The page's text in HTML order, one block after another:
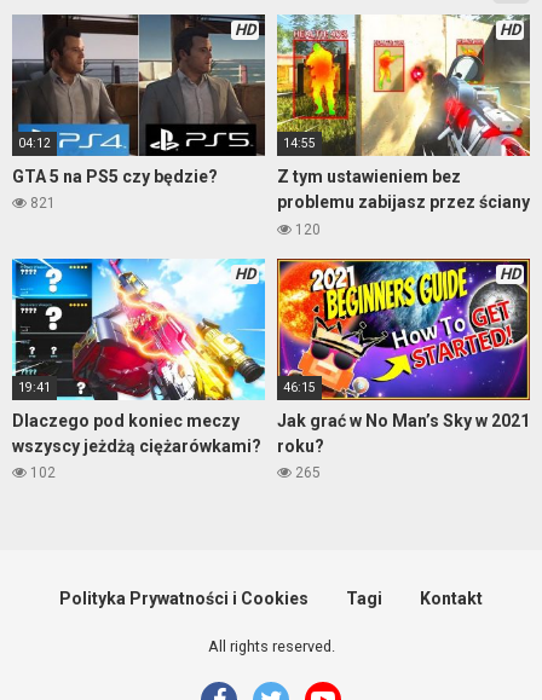
HD
04:12
GTA 5 na PS5 czy będzie?
821
HD
14:55
Z tym ustawieniem bez
problemu zabijasz przez ściany
120
HD
19:41
Dlaczego pod koniec meczy
wszyscy jeżdżą ciężarówkami?
102
HD
46:15
Jak grać w No Man’s Sky w 2021
roku?
265
Polityka Prywatności i Cookies Tagi Kontakt
All rights reserved.